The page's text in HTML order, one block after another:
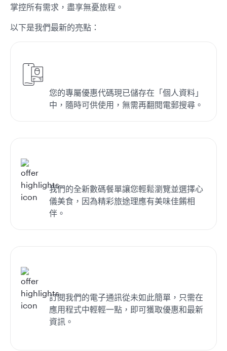
掌控所有需求，盡享無憂旅程。
以下是我們最新的亮點：
您的專屬優惠代碼現已儲存在「個人資料」
中，隨時可供使用，無需再翻閱電郵搜尋。
我們的全新數碼餐單讓您輕鬆瀏覽並選擇心
儀美食，因為精彩旅途理應有美味佳餚相
伴。
訂閱我們的電子通訊從未如此簡單，只需在
應用程式中輕輕一點，即可獲取優惠和最新
資訊。